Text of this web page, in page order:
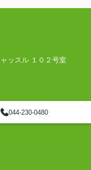
ッスル １０２号室
044-230-0480